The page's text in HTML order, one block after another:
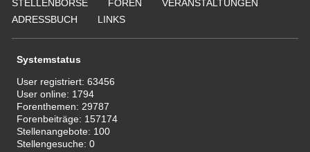
STELLENBÖRSE
FOREN
VERANSTALTUNGEN
ADRESSBUCH
LINKS
Systemstatus
User registriert:63456
User online: 1794
Forenthemen: 29787
Forenbeiträge: 157174
Stellenangebote: 100
Stellengesuche:0